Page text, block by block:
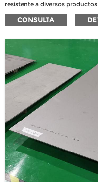
resistente a diversos
puede utilizar en condiciones
una película de óxido pasivo,
inferiores a 315 ℃, porque a
grafitización, lo que resulta en
comprometidas.
CONSULTA